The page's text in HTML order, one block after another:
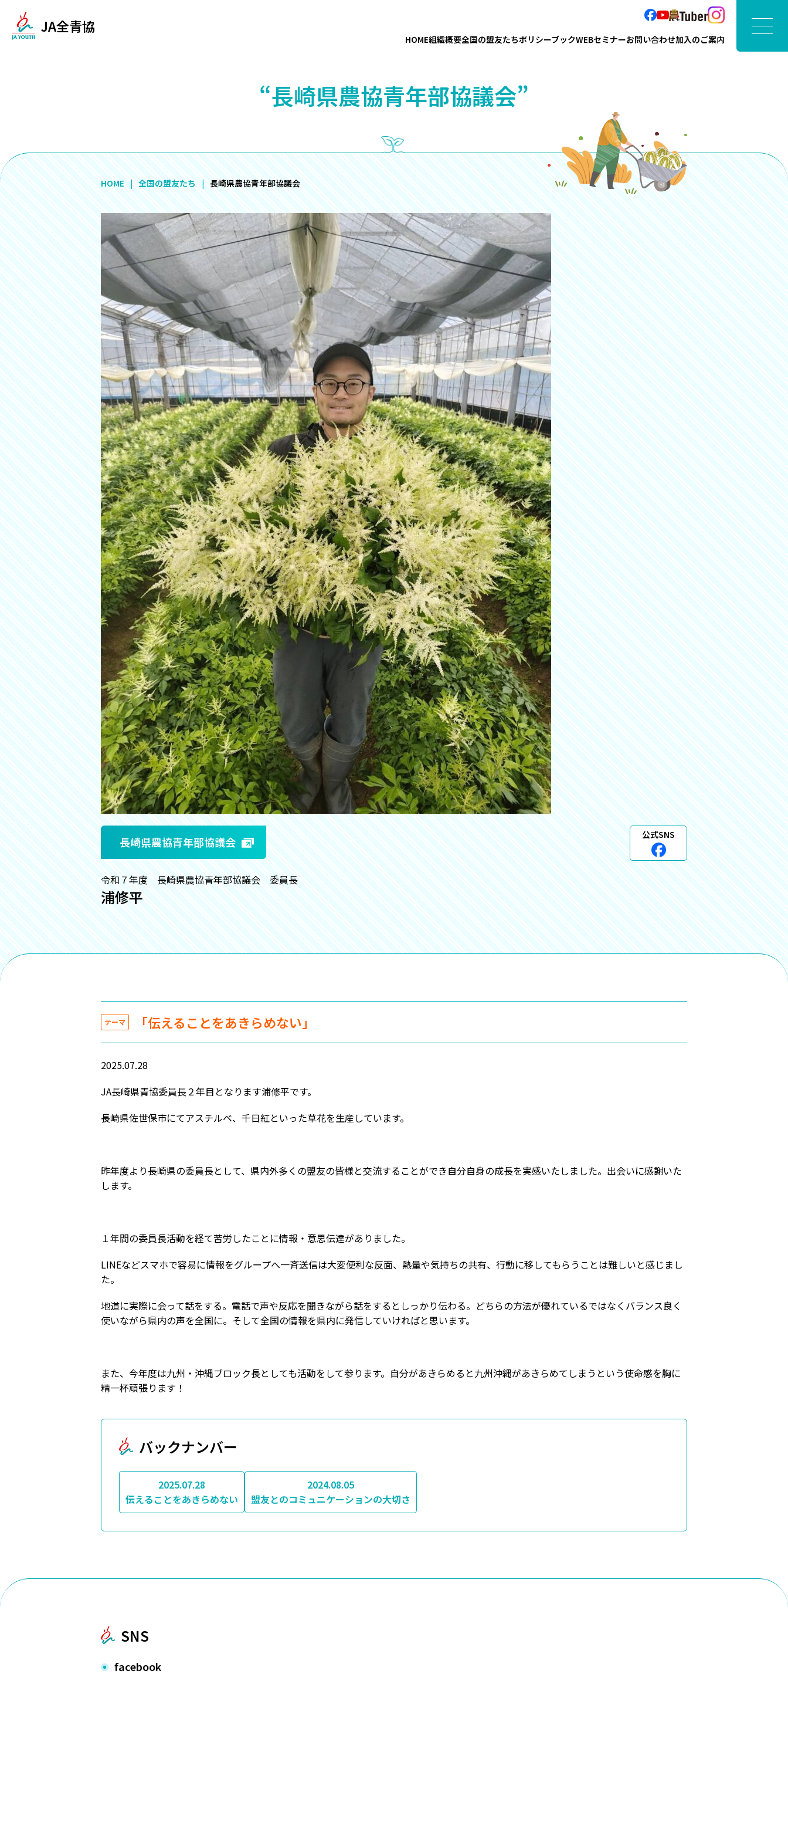
JA全青協
HOME組織概要全国の盟友たちポリシーブックWEBセミナーお問い合わせ加入のご案内
“長崎県農協青年部協議会”
HOME 全国の盟友たち 長崎県農協青年部協議会
長崎県農協青年部協議会 公式SNS
令和７年度 長崎県農協青年部協議会 委員長
浦修平
テーマ 「伝えることをあきらめない」
2025.07.28
JA長崎県青協委員長２年目となります浦修平です。
長崎県佐世保市にてアスチルベ、千日紅といった草花を生産しています。
昨年度より長崎県の委員長として、県内外多くの盟友の皆様と交流することができ自分自身の成長を実感いたしました。出会いに感謝いた
します。
１年間の委員長活動を経て苦労したことに情報・意思伝達がありました。
LINEなどスマホで容易に情報をグループへ一斉送信は大変便利な反面、熱量や気持ちの共有、行動に移してもらうことは難しいと感じまし
た。
地道に実際に会って話をする。電話で声や反応を聞きながら話をするとしっかり伝わる。どちらの方法が優れているではなくバランス良く
使いながら県内の声を全国に。そして全国の情報を県内に発信していければと思います。
また、今年度は九州・沖縄ブロック長としても活動をして参ります。自分があきらめると九州沖縄があきらめてしまうという使命感を胸に
精一杯頑張ります！
バックナンバー
2025.07.28
伝えることをあきらめない
2024.08.05
盟友とのコミュニケーションの大切さ
SNS
facebook